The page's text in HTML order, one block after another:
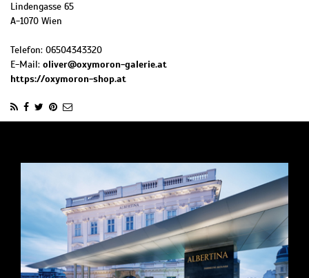
Lindengasse 65
A-1070 Wien
Telefon: 06504343320
E-Mail: oliver@oxymoron-galerie.at
https://oxymoron-shop.at